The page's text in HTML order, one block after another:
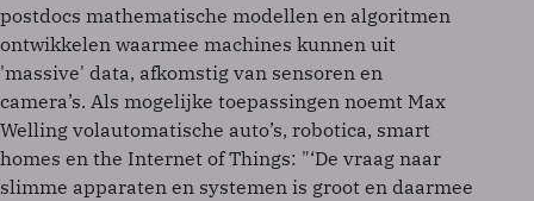
postdocs mathematische modellen en algoritmen
ontwikkelen waarmee machines kunnen uit
'massive' data, afkomstig van sensoren en
camera’s. Als mogelijke toepassingen noemt Max
Welling volautomatische auto’s, robotica, smart
homes en the Internet of Things: "‘De vraag naar
slimme apparaten en systemen is groot en daarmee